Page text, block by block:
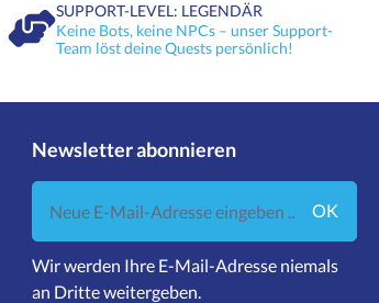
SUPPORT-LEVEL: LEGENDÄR
Keine Bots, keine NPCs – unser Support-
Team löst deine Quests persönlich!
Newsletter abonnieren
Neue E-Mail-Adresse eingeben ...
OK
Wir werden Ihre E-Mail-Adresse niemals
an Dritte weitergeben.